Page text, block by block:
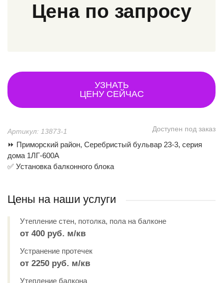
Артикул: 13873-1 Доступен под заказ
⏩ Приморский район, Серебристый бульвар 23-3, серия
дома 1ЛГ-600А
✅ Установка балконного блока
Цена по запросу
УЗНАТЬ
ЦЕНУ СЕЙЧАС
Цены на наши услуги
Утепление стен, потолка, пола на балконе
от 400 руб. м/кв
Устранение протечек
от 2250 руб. м/кв
Утепление балкона